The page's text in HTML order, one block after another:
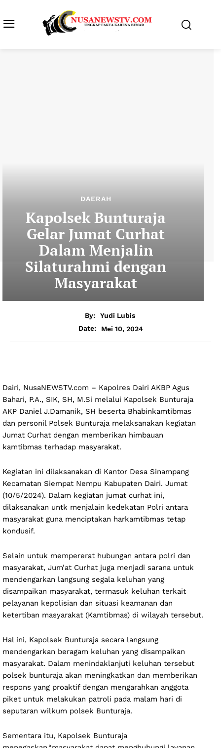
DAERAH
Kapolsek Bunturaja
Gelar Jumat Curhat
Dalam Menjalin
Silaturahmi dengan
Masyarakat
By:
Yudi Lubis
Date:
Mei 10, 2024
Dairi, NusaNEWSTV.com – Kapolres Dairi AKBP Agus
Bahari, P.A., SIK, SH, M.Si melalui Kapolsek Bunturaja
AKP Daniel J.Damanik, SH beserta Bhabinkamtibmas
dan personil Polsek Bunturaja melaksanakan kegiatan
Jumat Curhat dengan memberikan himbauan
kamtibmas terhadap masyarakat.
Kegiatan ini dilaksanakan di Kantor Desa Sinampang
Kecamatan Siempat Nempu Kabupaten Dairi. Jumat
(10/5/2024). Dalam kegiatan jumat curhat ini,
dilaksanakan untk menjalain kedekatan Polri antara
masyarakat guna menciptakan harkamtibmas tetap
kondusif.
Selain untuk mempererat hubungan antara polri dan
masyarakat, Jum’at Curhat juga menjadi sarana untuk
mendengarkan langsung segala keluhan yang
disampaikan masyarakat, termasuk keluhan terkait
pelayanan kepolisian dan situasi keamanan dan
ketertiban masyarakat (Kamtibmas) di wilayah tersebut.
Hal ini, Kapolsek Bunturaja secara langsung
mendengarkan beragam keluhan yang disampaikan
masyarakat. Dalam menindaklanjuti keluhan tersebut
polsek bunturaja akan meningkatkan dan memberikan
respons yang proaktif dengan mengarahkan anggota
piket untuk melakukan patroli pada malam hari di
seputaran wilkum polsek Bunturaja.
Sementara itu, Kapolsek Bunturaja